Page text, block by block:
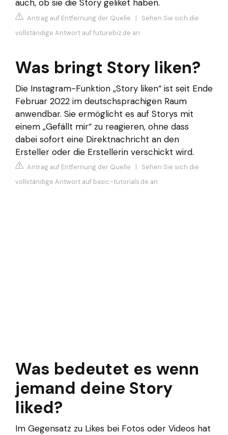
auch, ob sie die Story geliket haben.
Antrag auf Entfernung der Quelle | Sehen Sie sich die
vollständige Antwort auf futurebiz.de an
Was bringt Story liken?
Die Instagram-Funktion „Story liken“ ist seit Ende
Februar 2022 im deutschsprachigen Raum
anwendbar. Sie ermöglicht es auf Storys mit
einem „Gefällt mir“ zu reagieren, ohne dass
dabei sofort eine Direktnachricht an den
Ersteller oder die Erstellerin verschickt wird.
Antrag auf Entfernung der Quelle | Sehen Sie sich die
vollständige Antwort auf basic-tutorials.de an
Was bedeutet es wenn
jemand deine Story
liked?
Im Gegensatz zu Likes bei Fotos oder Videos hat